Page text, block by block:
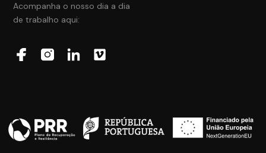
Acompanha o nosso dia a dia
de trabalho aqui: